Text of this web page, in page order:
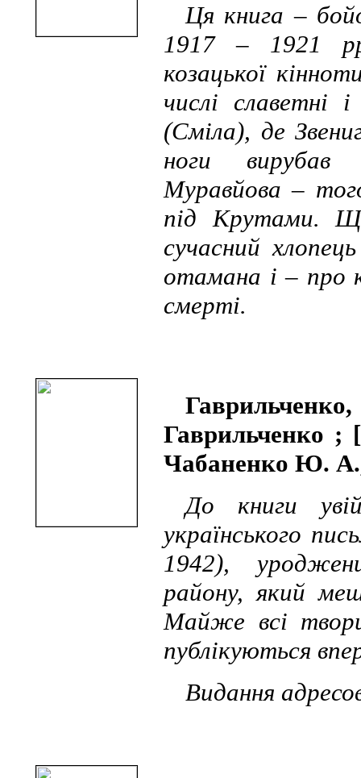
Ця книга –
1917 – 1921
козацької
числі славетні
(Сміла), де
ноги вирубав
Муравйова –
під Крутами.
сучасний
отамана і – про
смерті.
Гаврильченко ;
Чабаненко Ю. А.,
До книги
українського
1942),
району, який
Майже всі твори
публікуються
Видання